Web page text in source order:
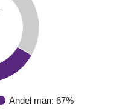
Andel män: 67%